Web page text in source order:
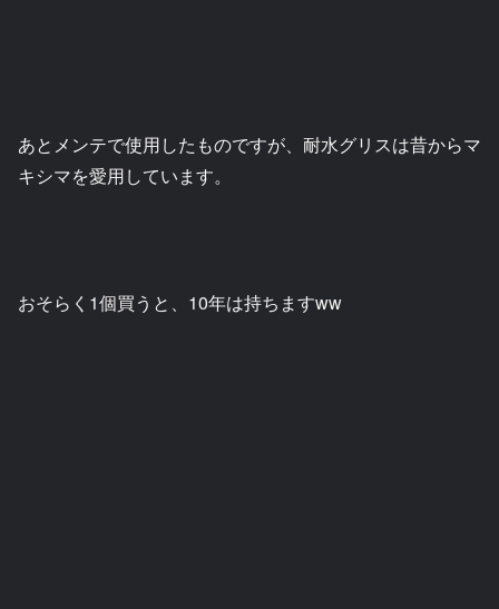
あとメンテで使用したものですが、耐水グリスは昔からマ
キシマを愛用しています。
おそらく1個買うと、10年は持ちますww